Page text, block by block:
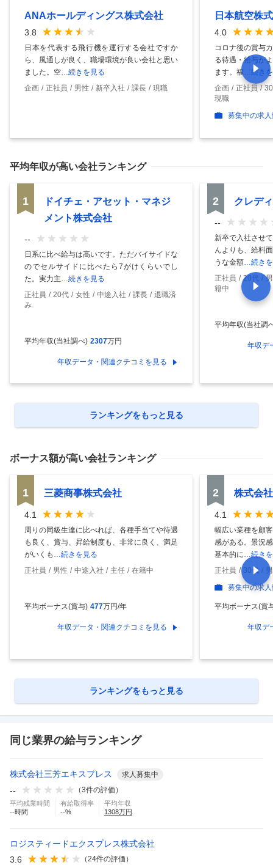
ANAホールディングス株式会社
3.8
日本を代表する飛行機を運行する会社ですか
ら、風通しが良く、職場環境が良い会社と思い
ました。空 …続きを見る
企画
正社員 男性 新卒入社 課長 現職
日本航空株
4.0
コロナ後の賞与
る待遇・給与が
ます。福 …続き
企画
正社員
現職
募集中の求
平均年収が高い会社ランキング
1
ドイチェ・アセット・マネジ
メント株式会社
--
日系に比べ給与は高いです。ただバイサイドな
のでセルサイドに比べたら7がけくらいでし
た。実力主…続きを見る
正社員
20代 女性 中途入社 課長
退職済
み
平均年収(当社調べ) 2307万円
年収データ・関連クチコミを見る
2 クレデ
--
新卒で入社させ
んよりも、給料
うな金額…続き
正社員
20代
籍中
平均年収(当社調
年収デ
ランキングをもっと見る
ボーナス額が高い会社ランキング
1 三菱商事株式会社
4.1
周りの同級生達に比べれば、各種手当てや待遇
も良く、賞与、昇給制度も、非常に良く、満足
がいくも …続きを見る
正社員
男性 中途入社 主任 在籍中
平均ボーナス(賞与) 477万円/年
年収データ・関連クチコミを見る
2 株式会
4.1
幅広い業種を顧
感がある。景況
基本的に…続き
正社員
30代
募集中の求
平均ボーナス(賞
年収デ
ランキングをもっと見る
同じ業界の給与ランキング
株式会社三芳エキスプレス 求人募集中
-- （3件の評価）
平均残業時間
--時間
有給取得率
--%
平均年収
1308万円
ロジスティードエクスプレス株式会社
3.6
（24件の評価）